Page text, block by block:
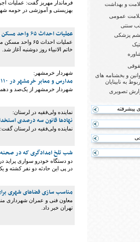
و بهداشت
عمومی
سنتی
پزشکی
و بخشنامه های
به نابینایان
تصویری
پیشرفته
بهزیستی و آموزشی در حومه
عملیات احداث ۶۵ واحد مسکن مددجویان بهزیستی چهارمحال و بختیاری آغاز شد
عملیات احداث
خاتم الانبیاء روز دوشنبه آغاز شد.
شهردار خرمشهر:
مدارس و معابر خرمشهر در ۱۱۰ مرحله ضدعفونی شدند
شهردار خرمشهر از یک‌صد و
نماینده ولی‌فقیه در لرستان:
نهادها قانون سه درصدی
نماینده ولی‌فقیه در لرستان
شب تلخ امدادگری که در صحنه
دو دستگاه خودرو سواری پراید
در پی این حادثه دو نفر کشته
مناسب سازی فضاهای شهری
تهران خبر داد.